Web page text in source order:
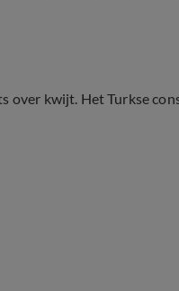
over kwijt. Het Turkse